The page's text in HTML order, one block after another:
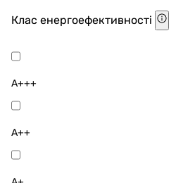
Клас енергоефективності
A+++
A++